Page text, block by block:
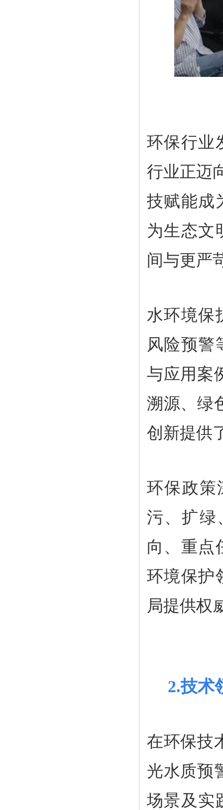
环保行业
行业正迈
技赋能成
为生态文
间与更严
水环境保
风险预警
与应用案
溯源、绿
创新提供
环保政策
污、扩绿
向、重点
环境保护
局提供权
2.技术
在环保技
光水质预
场景及实